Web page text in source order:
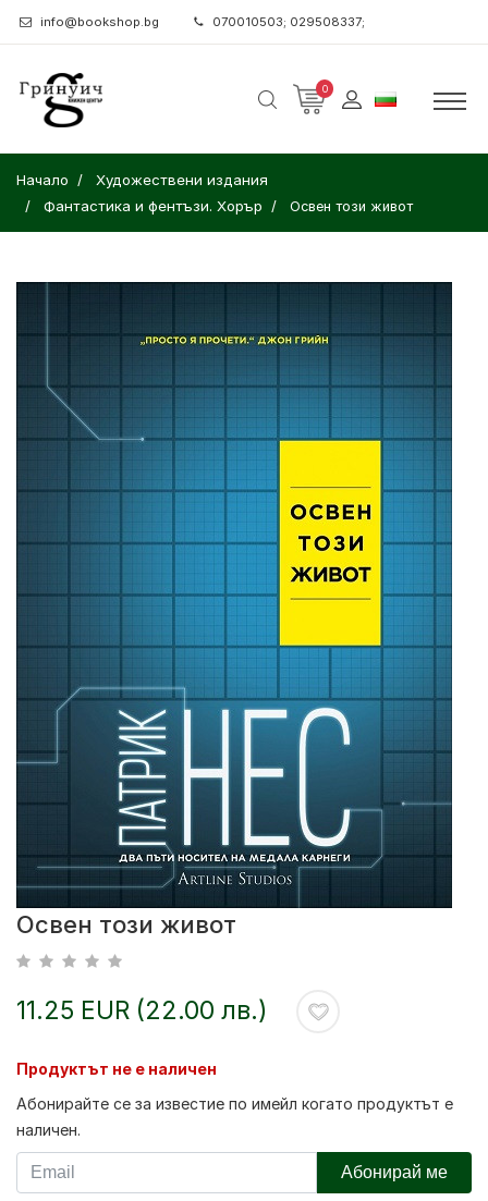
info@bookshop.bg 070010503; 029508337;
0
Начало
Художествени издания
Фантастика и фентъзи. Хорър
Освен този живот
Освен този живот
11.25 EUR (22.00 лв.)
Продуктът не е наличен
Абонирайте се за известие по имейл когато продуктът е
наличен.
Абонирай ме